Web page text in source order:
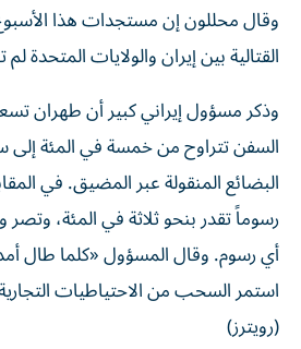
وقال ‌محللون إن مستجدات هذا
القتالية بين إيران والولايات المتحدة
وذكر مسؤول إيراني كبير أن طهران
السفن تتراوح من خمسة في المئة
البضائع المنقولة عبر المضيق. في
رسوماً تقدر بنحو ثلاثة في المئة،
‌أي رسوم. وقال المسؤول «كلما طال
استمر السحب من الاحتياطيات
(رويترز)